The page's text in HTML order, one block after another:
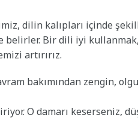
dilin kalıpları içinde
Bir dili iyi
artırırız.
bakımından zengin,
O damarı keserseniz,